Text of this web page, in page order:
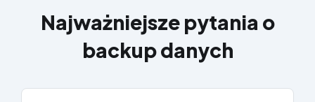
Najważniejsze pytania o
backup danych